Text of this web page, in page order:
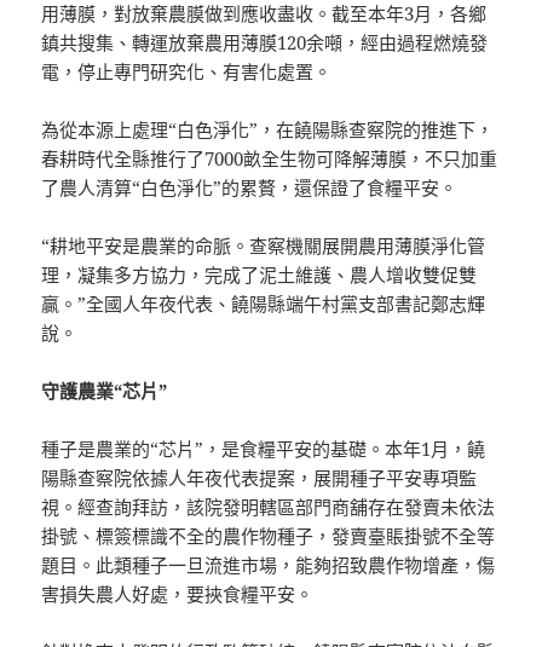
用薄膜，對放棄農膜做到應收盡收。截至本年3月，各鄉
鎮共搜集、轉運放棄農用薄膜120余噸，經由過程燃燒發
電，停止專門研究化、有害化處置。
為從本源上處理“白色淨化”，在饒陽縣查察院的推進下，
春耕時代全縣推行了7000畝全生物可降解薄膜，不只加重
了農人清算“白色淨化”的累贅，還保證了食糧平安。
“耕地平安是農業的命脈。查察機關展開農用薄膜淨化管
理，凝集多方協力，完成了泥土維護、農人增收雙促雙
贏。”全國人年夜代表、饒陽縣端午村黨支部書記鄭志輝
說。
守護農業“芯片”
種子是農業的“芯片”，是食糧平安的基礎。本年1月，饒
陽縣查察院依據人年夜代表提案，展開種子平安專項監
視。經查詢拜訪，該院發明轄區部門商舖存在發賣未依法
掛號、標簽標識不全的農作物種子，發賣臺賬掛號不全等
題目。此類種子一旦流進市場，能夠招致農作物增產，傷
害損失農人好處，要挾食糧平安。